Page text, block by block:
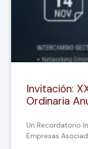
Invitación:
Ordinaria
Un Recordatorio
Empresas